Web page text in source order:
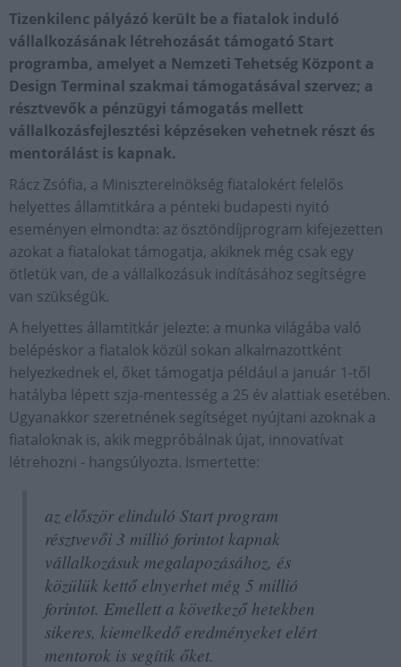
Tizenkilenc pályázó került be a fiatalok induló
vállalkozásának létrehozását támogató Start
programba, amelyet a Nemzeti Tehetség Központ a
Design Terminal szakmai támogatásával szervez; a
résztvevők a pénzügyi támogatás mellett
vállalkozásfejlesztési képzéseken vehetnek részt és
mentorálást is kapnak.
Rácz Zsófia, a Miniszterelnökség fiatalokért felelős
helyettes államtitkára a pénteki budapesti nyitó
eseményen elmondta: az ösztöndíjprogram kifejezetten
azokat a fiatalokat támogatja, akiknek még csak egy
ötletük van, de a vállalkozásuk indításához segítségre
van szükségük.
A helyettes államtitkár jelezte: a munka világába való
belépéskor a fiatalok közül sokan alkalmazottként
helyezkednek el, őket támogatja például a január 1-től
hatályba lépett szja-mentesség a 25 év alattiak esetében.
Ugyanakkor szeretnének segítséget nyújtani azoknak a
fiataloknak is, akik megpróbálnak újat, innovatívat
létrehozni - hangsúlyozta. Ismertette:
az először elinduló Start program
résztvevői 3 millió forintot kapnak
vállalkozásuk megalapozásához, és
közülük kettő elnyerhet még 5 millió
forintot. Emellett a következő hetekben
sikeres, kiemelkedő eredményeket elért
mentorok is segítik őket.